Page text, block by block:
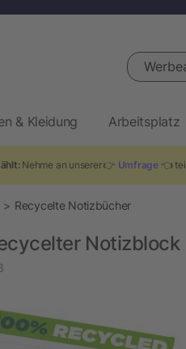
& Kleidung Arbeitsplatz
Nehme an unserer 👉 Umfrage👈
Recycelte Notizbücher
Notizblock